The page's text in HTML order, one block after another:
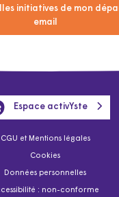
initiatives de mon
email
CGU et Mentions légales
Cookies
Données personnelles
: non-conforme
Espace activYste